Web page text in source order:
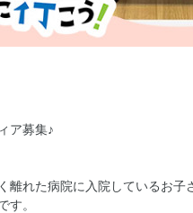
ア募集♪
離れた病院に入院しているお子
す。